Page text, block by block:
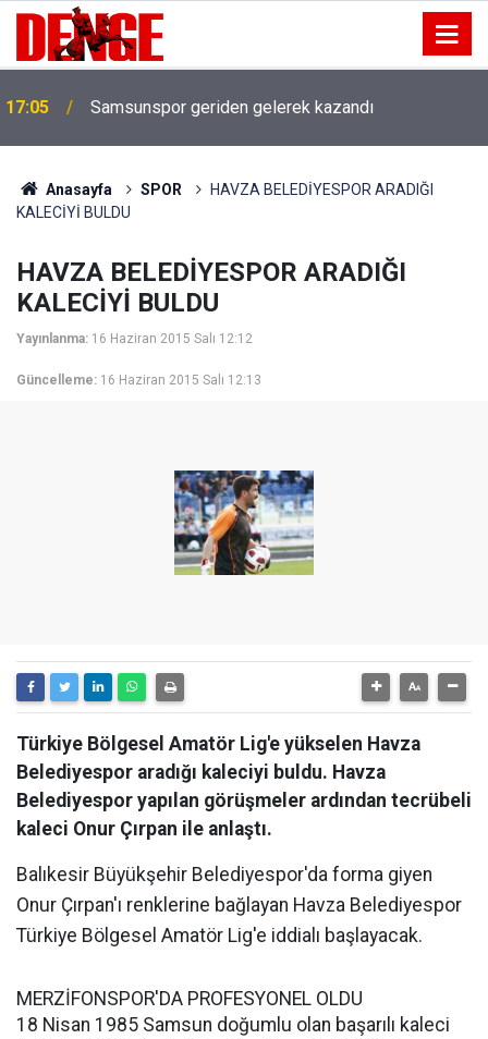
17:05 Samsunspor geriden gelerek kazandı
Anasayfa SPOR
HAVZA BELEDİYESPOR ARADIĞI
KALECİYİ BULDU
HAVZA BELEDİYESPOR ARADIĞI
KALECİYİ BULDU
Yayınlanma: 16 Haziran 2015 Salı 12:12
Güncelleme: 16 Haziran 2015 Salı 12:13
Türkiye Bölgesel Amatör Lig'e yükselen Havza
Belediyespor aradığı kaleciyi buldu. Havza
Belediyespor yapılan görüşmeler ardından tecrübeli
kaleci Onur Çırpan ile anlaştı.
Balıkesir Büyükşehir Belediyespor'da forma giyen
Onur Çırpan'ı renklerine bağlayan Havza Belediyespor
Türkiye Bölgesel Amatör Lig'e iddialı başlayacak.
MERZİFONSPOR'DA PROFESYONEL OLDU
18 Nisan 1985 Samsun doğumlu olan başarılı kaleci